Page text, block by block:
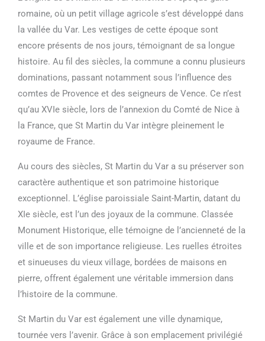
romaine, où un petit village agricole s’est développé dans
la vallée du Var. Les vestiges de cette époque sont
encore présents de nos jours, témoignant de sa longue
histoire. Au fil des siècles, la commune a connu plusieurs
dominations, passant notamment sous l’influence des
comtes de Provence et des seigneurs de Vence. Ce n’est
qu’au XVIe siècle, lors de l’annexion du Comté de Nice à
la France, que St Martin du Var intègre pleinement le
royaume de France.
Au cours des siècles, St Martin du Var a su préserver son
caractère authentique et son patrimoine historique
exceptionnel. L’église paroissiale Saint-Martin, datant du
XIe siècle, est l’un des joyaux de la commune. Classée
Monument Historique, elle témoigne de l’ancienneté de la
ville et de son importance religieuse. Les ruelles étroites
et sinueuses du vieux village, bordées de maisons en
pierre, offrent également une véritable immersion dans
l’histoire de la commune.
St Martin du Var est également une ville dynamique,
tournée vers l’avenir. Grâce à son emplacement privilégié